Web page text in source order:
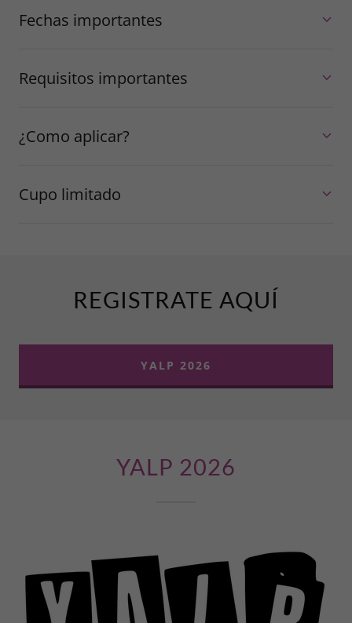
Fechas importantes
Requisitos importantes
¿Como aplicar?
Cupo limitado
REGISTRATE AQUÍ
YALP 2026
YALP 2026